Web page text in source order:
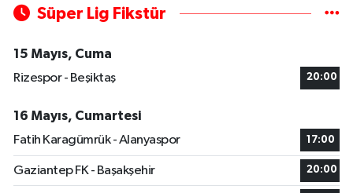
Süper Lig Fikstür
15 Mayıs, Cuma
Rizespor - Beşiktaş
20:00
16 Mayıs, Cumartesi
Fatih Karagümrük - Alanyaspor
17:00
Gaziantep FK - Başakşehir 20:00